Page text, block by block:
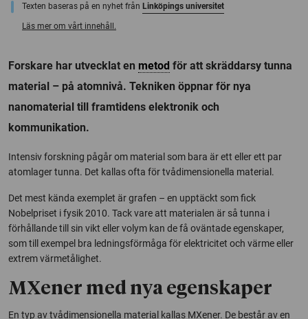
Texten baseras på en nyhet från Linköpings universitet
Läs mer om vårt innehåll.
Forskare har utvecklat en metod för att skräddarsy tunna
material – på atomnivå. Tekniken öppnar för nya
nanomaterial till framtidens elektronik och
kommunikation.
Intensiv forskning pågår om material som bara är ett eller ett par
atomlager tunna. Det kallas ofta för tvådimensionella material.
Det mest kända exemplet är grafen – en upptäckt som fick
Nobelpriset i fysik 2010. Tack vare att materialen är så tunna i
förhållande till sin vikt eller volym kan de få oväntade egenskaper,
som till exempel bra ledningsförmåga för elektricitet och värme eller
extrem värmetålighet.
MXener med nya egenskaper
En typ av tvådimensionella material kallas MXener. De består av en